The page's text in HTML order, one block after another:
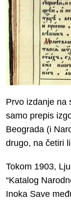
Prvo izdanje na
samo prepis
Beograda (i
drugo, na četiri
Tokom 1903,
“Katalog
Inoka Save